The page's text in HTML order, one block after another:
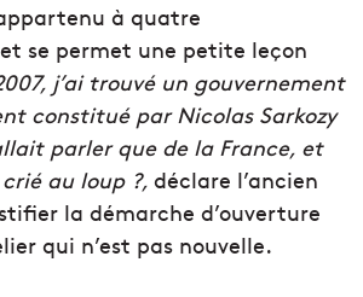
à quatre
se permet une petite leçon
j’ai trouvé un gouvernement
constitué par Nicolas Sarkozy
parler que de la France, et
au loup ?, déclare l’ancien
la démarche d’ouverture
qui n’est pas nouvelle.